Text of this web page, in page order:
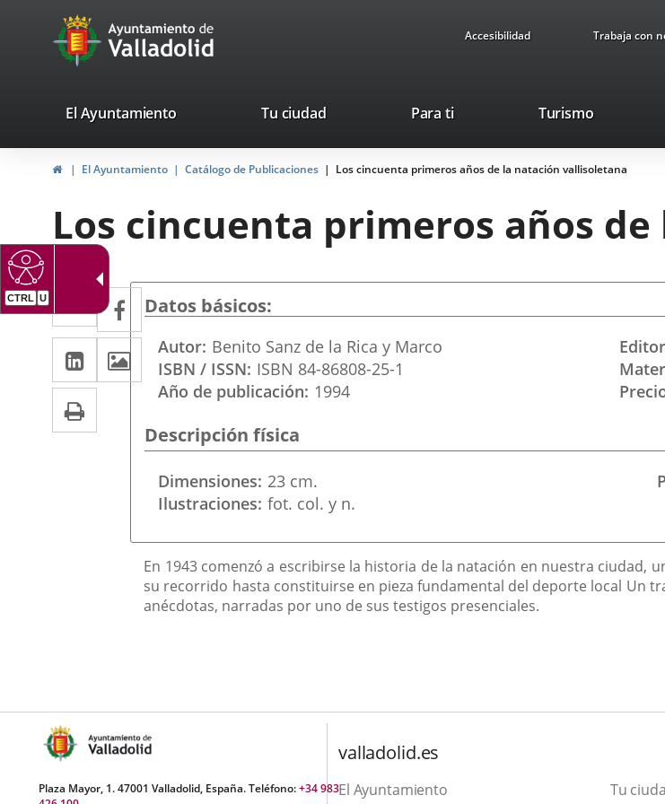
Portal
Web
Ayuntamiento
de
Accesibilidad Trabaja con
valladolid.es
El Ayuntamiento Tu ciudad Para ti TurismoThis
will
open
pop-
HomeEl Ayuntamiento Catálogo de Publicaciones Los cincuenta primeros años de la natación vallisoletana
Los cincuenta primeros años
Twitter
Enlace
a
una
aplicación
externa.
Facebook
Enlace
a
una
aplicación
externa.
Linkedin
Enlace
a
una
aplicación
externa.
Images
Datos básicos
Autor Benito Sanz de la Rica y Marco
ISBN / ISSN ISBN 84-86808-25-1
Año de publicación 1994
Descripción física
Dimensiones 23 cm.
Ilustraciones fot. col. y n.
Descripción
En 1943 comenzó a escribirse la historia de la natación en nuestra ciudad,
su recorrido hasta constituirse en pieza fundamental del deporte local Un
anécdotas, narradas por uno de sus testigos presenciales.
Plaza Mayor, 1. 47001 Valladolid, España. Teléfono:+34 983
valladolid.es
El Ayuntamiento Tu